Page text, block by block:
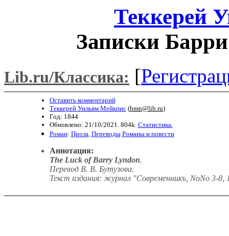
Теккерей
Записки
Lib.ru/Классика: [
Оставить комментарий
Теккерей Уильям Мейкпис(bmn@lib.ru)
Год: 1844
Обновлено: 21/10/2021. 804k. Статистика.
Роман: Проза Переводы Романы и повести
Аннотация:
The Luck of Barry Lyndon.
Перевод В. В. Бутузова.
Текст издания: журнал "Современникъ, NoNo 3-8,